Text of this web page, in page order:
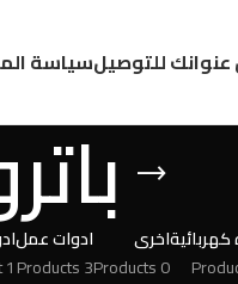
للتوصيلسياسة
اخرى
0 Products
ادوات عمل
3 Products
1 Product